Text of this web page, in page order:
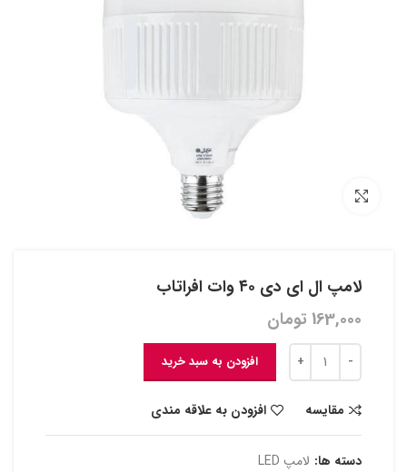
لامپ ال ای دی ۴۰ وات افراتاب
163,000 تومان
افزودن به سبد خرید
مقایسه افزودن به علاقه مندی
دسته ها: لامپ LED